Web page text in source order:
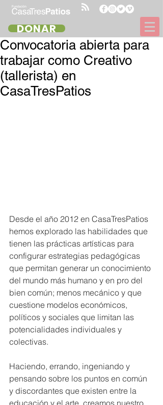
DONAR
Convocatoria abierta para
trabajar como Creativo
(tallerista) en
CasaTresPatios
Desde el año 2012 en CasaTresPatios
hemos explorado las habilidades que
tienen las prácticas artísticas para
configurar estrategias pedagógicas
que permitan generar un conocimiento
del mundo más humano y en pro del
bien común; menos mecánico y que
cuestione modelos económicos,
políticos y sociales que limitan las
potencialidades individuales y
colectivas.
Haciendo, errando, ingeniando y
pensando sobre los puntos en común
y discordantes que existen entre la